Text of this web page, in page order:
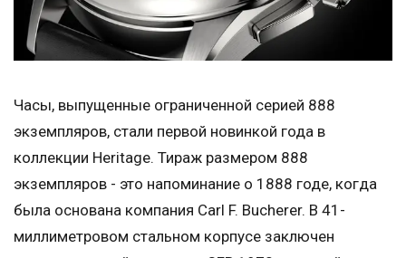
Часы, выпущенные ограниченной серией 888
экземпляров, стали первой новинкой года в
коллекции Heritage. Тираж размером 888
экземпляров - это напоминание о 1888 годе, когда
была основана компания Carl F. Bucherer. В 41-
миллиметровом стальном корпусе заключен